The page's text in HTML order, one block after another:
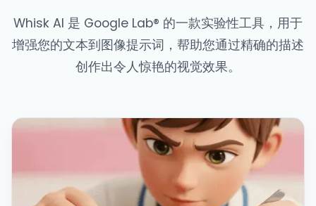
Whisk AI 是 Google Lab® 的一款实验性工具，用于
增强您的文本到图像提示词，帮助您通过精确的描述
创作出令人惊艳的视觉效果。